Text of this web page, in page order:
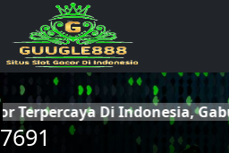
Di Indonesia,
7691